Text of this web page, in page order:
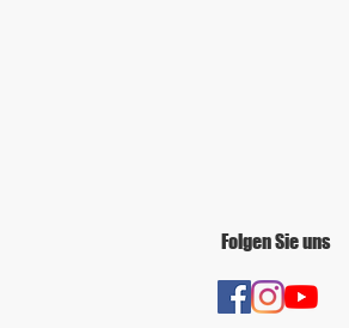
Folgen Sie uns